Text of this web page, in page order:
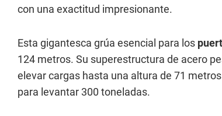
con una exactitud impresionante.
Esta gigantesca grúa esencial para los
124 metros. Su superestructura de acero
elevar cargas hasta una altura de 71
para levantar 300 toneladas.